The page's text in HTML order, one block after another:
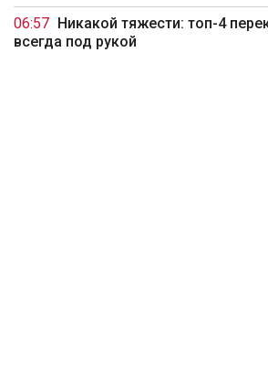
06:57
Никакой тяжести: топ-4
всегда под рукой